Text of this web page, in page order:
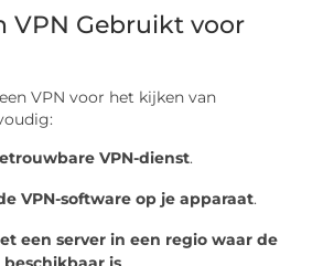
VPN Gebruikt voor
VPN voor het kijken van
VPN-dienst.
VPN-software op je apparaat.
een server in een regio waar de